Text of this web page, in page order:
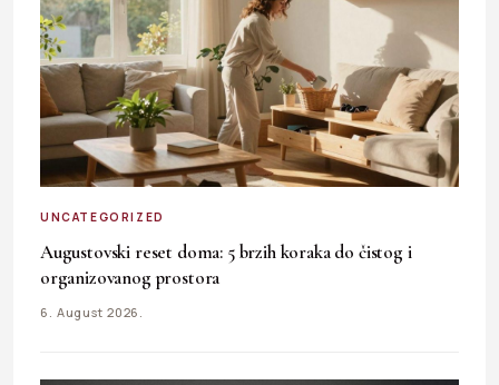
UNCATEGORIZED
Augustovski reset doma: 5 brzih koraka do čistog i
organizovanog prostora
6. August 2026.